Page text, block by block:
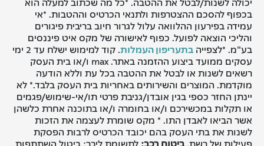
בכפוף להסכם ההצטרפות ולתנאי הכרטיס וההטבות. *אי
עמידה בפירעון ההלוואה עלול לגרור חיוב בריבית פיגורים
והליכי הוצאה לפועל. כפוף לאישורה של מקס איט פיננסים
בע"מ. *לצפייה בתעריפון העמלות
. קוד למימוש ישלח עד 2 ימי
עסקים ממועד ביצוע ההזמנה באתר. max ו/או בית העסק
רשאים לשנות או לבטל את ההטבה בכל עת וללא הודעה
מוקדמת. המוצרים והשירותים באחריות בית העסק בלבד.* לא
יינתן החזר כספי בגין אובדן/גניבת פרטי תו/אי-שימוש/פגמים
או תקלות במכשירכם ו/או בחומרה ו/או בתוכנה אחרת כלשהן
אשר הביאו לאבדן התו. * מקס שומרת לעצמה את הזכות
לשנות את בתי העסק בהם יכובד הכרטיס לרבות הפסקת
פעילות של רשת.ביטוח רכב: ​לתשומת ליבך: ביטול השתתפות